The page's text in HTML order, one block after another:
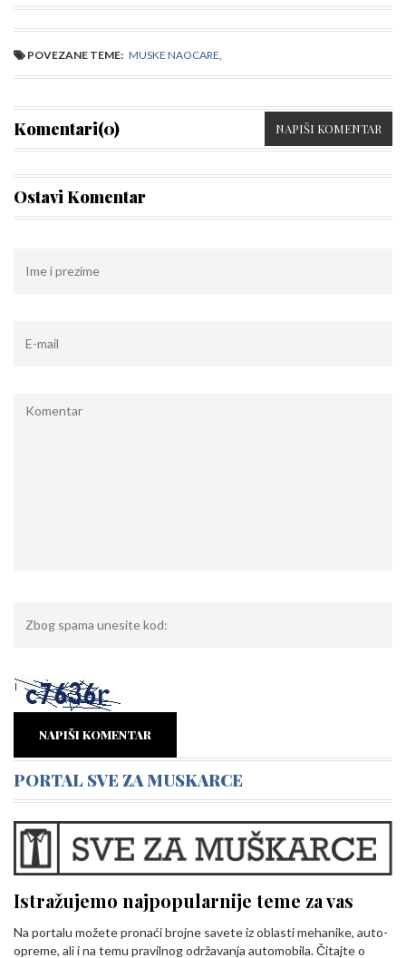
POVEZANE TEME: MUSKE NAOCARE
Komentari(0) NAPIŠI KOMENTAR
Ostavi Komentar
NAPIŠI KOMENTAR
PORTAL SVE ZA MUSKARCE
Istražujemo najpopularnije teme za vas
Na portalu možete pronaći brojne savete iz oblasti mehanike, auto-
opreme, ali i na temu pravilnog održavanja automobila. Čitajte o